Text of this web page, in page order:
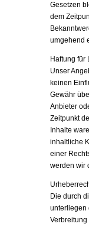
Gesetzen
dem
umgehend
Haftung für
Unser
keinen
Gewähr
Anbieter
Zeitpunkt
Inhalte
inhaltliche
einer
werden wir
Die durch
unterliegen